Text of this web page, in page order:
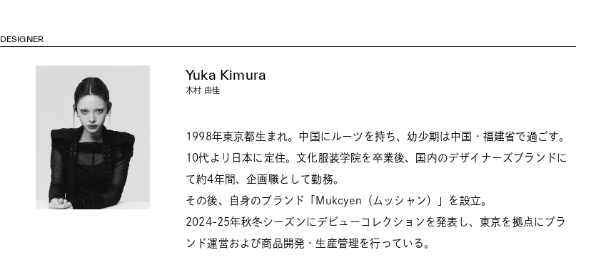
DESIGNER
Yuka Kimura
木村 由佳
1998年東京都生まれ。中国にルーツを持ち、幼少期は中国・福建省で過ごす。
10代より日本に定住。文化服装学院を卒業後、国内のデザイナーズブランドに
て約4年間、企画職として勤務。
その後、自身のブランド「Mukcyen（ムッシャン）」を設立。
2024-25年秋冬シーズンにデビューコレクションを発表し、東京を拠点にブラ
ンド運営および商品開発・生産管理を行っている。